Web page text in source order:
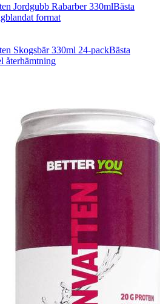
Jordgubb Rabarber 330mlBästa
format
Skogsbär 330ml 24-packBästa
återhämtning